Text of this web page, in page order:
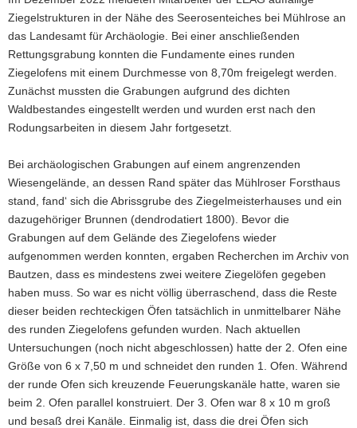
Ziegelstrukturen in der Nähe des Seerosenteiches bei Mühlrose an
das Landesamt für Archäologie. Bei einer anschließenden
Rettungsgrabung konnten die Fundamente eines runden
Ziegelofens mit einem Durchmesse von 8,70m freigelegt werden.
Zunächst mussten die Grabungen aufgrund des dichten
Waldbestandes eingestellt werden und wurden erst nach den
Rodungsarbeiten in diesem Jahr fortgesetzt.
Bei archäologischen Grabungen auf einem angrenzenden
Wiesengelände, an dessen Rand später das Mühlroser Forsthaus
stand, fand‘ sich die Abrissgrube des Ziegelmeisterhauses und ein
dazugehöriger Brunnen (dendrodatiert 1800). Bevor die
Grabungen auf dem Gelände des Ziegelofens wieder
aufgenommen werden konnten, ergaben Recherchen im Archiv von
Bautzen, dass es mindestens zwei weitere Ziegelöfen gegeben
haben muss. So war es nicht völlig überraschend, dass die Reste
dieser beiden rechteckigen Öfen tatsächlich in unmittelbarer Nähe
des runden Ziegelofens gefunden wurden. Nach aktuellen
Untersuchungen (noch nicht abgeschlossen) hatte der 2. Ofen eine
Größe von 6 x 7,50 m und schneidet den runden 1. Ofen. Während
der runde Ofen sich kreuzende Feuerungskanäle hatte, waren sie
beim 2. Ofen parallel konstruiert. Der 3. Ofen war 8 x 10 m groß
und besaß drei Kanäle. Einmalig ist, dass die drei Öfen sich